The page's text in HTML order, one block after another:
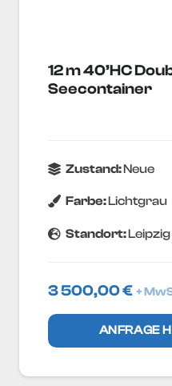
12 m 40’HC
Seecontainer
Zustand:Neue
Farbe:Lichtgrau
Standort:Leipzig
3 500,00€ +
ANFRAGE